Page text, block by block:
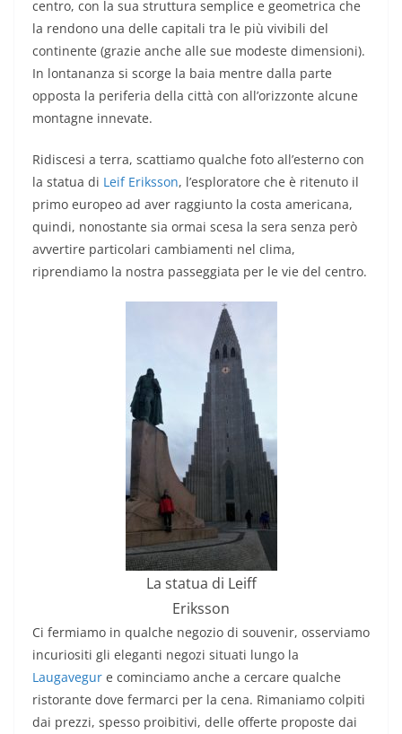
centro, con la sua struttura semplice e geometrica che
la rendono una delle capitali tra le più vivibili del
continente (grazie anche alle sue modeste dimensioni).
In lontananza si scorge la baia mentre dalla parte
opposta la periferia della città con all’orizzonte alcune
montagne innevate.
Ridiscesi a terra, scattiamo qualche foto all’esterno con
la statua di Leif Eriksson, l’esploratore che è ritenuto il
primo europeo ad aver raggiunto la costa americana,
quindi, nonostante sia ormai scesa la sera senza però
avvertire particolari cambiamenti nel clima,
riprendiamo la nostra passeggiata per le vie del centro.
La statua di Leiff
Eriksson
Ci fermiamo in qualche negozio di souvenir, osserviamo
incuriositi gli eleganti negozi situati lungo la
Laugavegur e cominciamo anche a cercare qualche
ristorante dove fermarci per la cena. Rimaniamo colpiti
dai prezzi, spesso proibitivi, delle offerte proposte dai